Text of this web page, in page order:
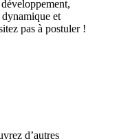
et
pas à postuler !
d’autres